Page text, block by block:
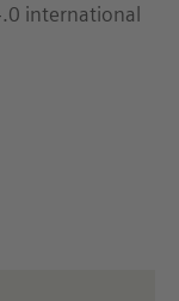
international